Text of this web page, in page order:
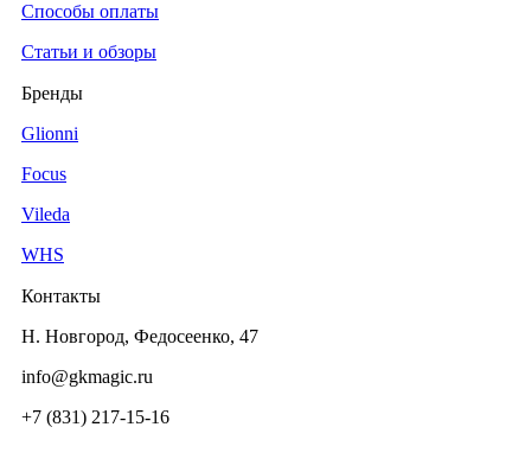
Способы оплаты
Статьи и обзоры
Бренды
Glionni
Focus
Vileda
WHS
Контакты
Н. Новгород, Федосеенко, 47
info@gkmagic.ru
+7 (831) 217-15-16